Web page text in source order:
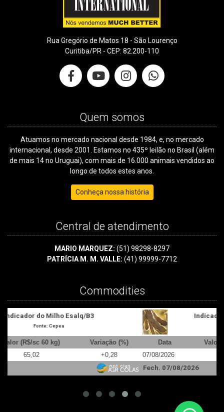
Rua Gregório de Matos 18 - São Lourenço
Curitiba/PR - CEP: 82.200-110
Quem somos
Atuamos no mercado nacional desde 1984, e, no mercado
internacional, desde 2001. Estamos no 435º leilão no Brasil (além
de mais 14 no Uruguai), com mais de 16.000 animais vendidos ao
longo de todos estes anos.
Conheça nossa história
Central de atendimento
MARIO MARQUEZ: (51) 98298-8297
PATRÍCIA M. M. VALLE: (41) 99999-7712
Commodities
Indicador da Soja Cepea/Esalq - Paraná
Fonte: Cepea/Esalq
Data Valor R$/ Saca de 60 kg
Variação (%)
07/08/2026
137,33